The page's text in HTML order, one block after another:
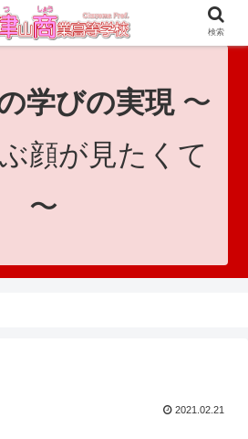
つなげ！｜Tsuyama Commercial High School
学びの実現〜
顔が見たくて
〜
2021.02.21
検索